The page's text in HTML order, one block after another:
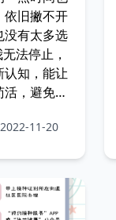
依旧撇不开
没有太多选
法停止，
知，能让
，避免被
年七月，
双全的我
11-20